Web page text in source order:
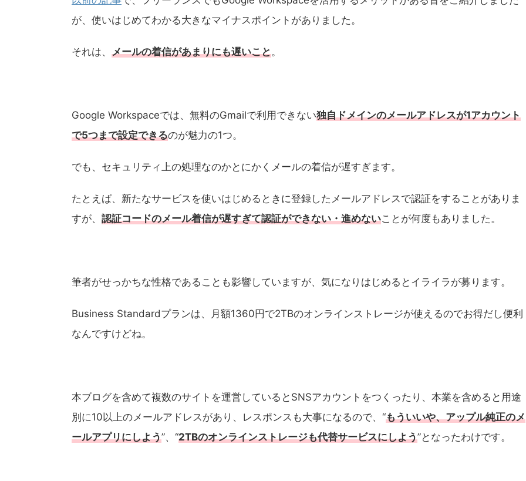
が、使いはじめてわかる大きなマイナスポイントがありました。
それは、 メールの着信があまりにも遅いこと。
Google Workspaceでは、無料のGmailで利用できない独自ドメインのメールアドレスが1アカウント
で5つまで設定できるのが魅力の1つ。
でも、セキュリティ上の処理なのかとにかくメールの着信が遅すぎます。
たとえば、新たなサービスを使いはじめるときに登録したメールアドレスで認証をすることがありま
すが、 認証コードのメール着信が遅すぎて認証ができない・進めないことが何度もありました。
筆者がせっかちな性格であることも影響していますが、気になりはじめるとイライラが募ります。
Business Standardプランは、月額1360円で2TBのオンラインストレージが使えるのでお得だし便利
なんですけどね。
本ブログを含めて複数のサイトを運営しているとSNSアカウントをつくったり、本業を含めると用途
別に10以上のメールアドレスがあり、レスポンスも大事になるので、“もういいや、アップル純正のメ
ールアプリにしよう”、“2TBのオンラインストレージも代替サービスにしよう”となったわけです。